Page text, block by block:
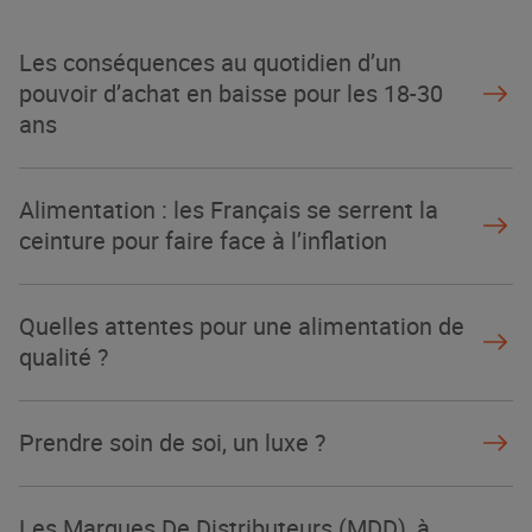
Les conséquences au quotidien d’un
pouvoir d’achat en baisse pour les 18-30
ans
Alimentation : les Français se serrent la
ceinture pour faire face à l’inflation
Quelles attentes pour une alimentation de
qualité ?
Prendre soin de soi, un luxe ?